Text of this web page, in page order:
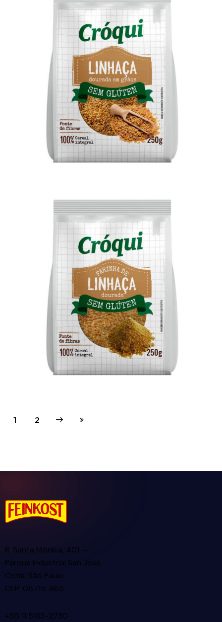
Semente de Linhaça Dourada Sem Glúten
Cróqui 250g
Farinha de Linhaça Dourada Sem Glúten
Cróqui 250g
1 2
Next Last
R. Santa Mônica, 401 —
Parque Industrial San José
Cotia, São Paulo
CEP: 06715-865
+55 11 5183-2730